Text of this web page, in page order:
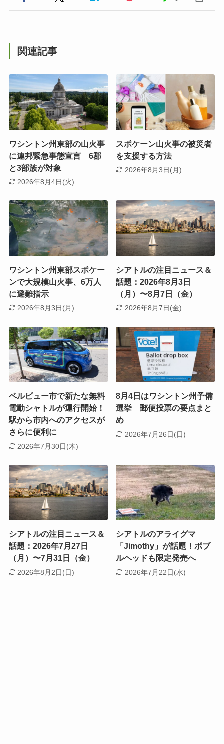
関連記事
ワシントン州東部の山火事
に連邦緊急事態宣言 6郡
と3部族が対象
2026年8月4日(火)
スポケーン山火事の被災者
を支援する方法
2026年8月3日(月)
ワシントン州東部スポケー
ンで大規模山火事、6万人
に避難指示
2026年8月3日(月)
シアトルの注目ニュース＆
話題：2026年8月3日
（月）〜8月7日（金）
2026年8月7日(金)
ベルビュー市で新たな無料
電動シャトルが運行開始！
駅から市内へのアクセスが
さらに便利に
2026年7月30日(木)
8月4日はワシントン州予備
選挙 郵便投票の要点まと
め
2026年7月26日(日)
シアトルの注目ニュース＆
話題：2026年7月27日
（月）〜7月31日（金）
2026年8月2日(日)
シアトルのアライグマ
「Jimothy」が話題！ボブ
ルヘッドも限定発売へ
2026年7月22日(水)